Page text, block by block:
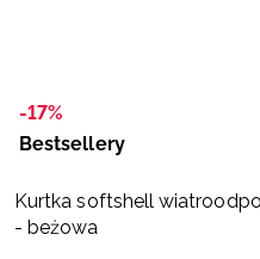
-17%
Bestsellery
Kurtka softshell
- beżowa